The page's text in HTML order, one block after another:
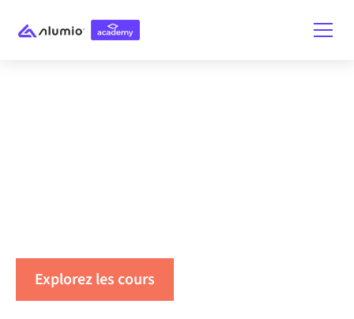
Explorez les cours